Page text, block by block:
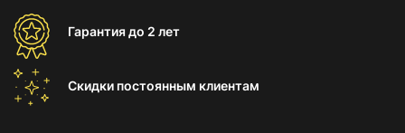
Гарантиядо 2 лет
Скидки постоянным клиентам